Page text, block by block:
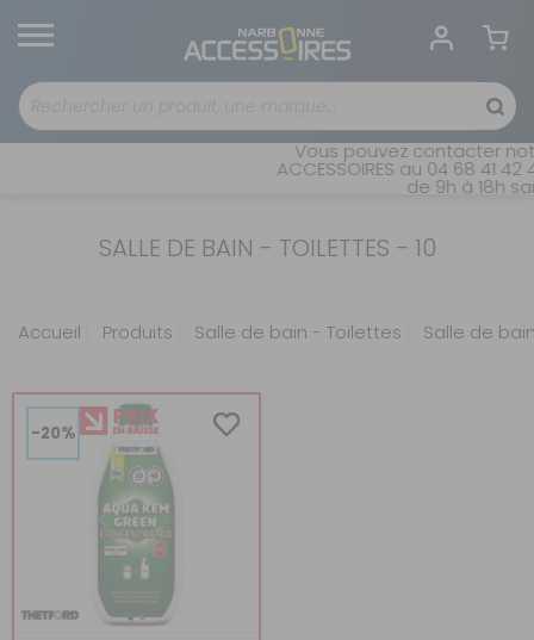
Vous pouvez contacter
ACCESSOIRES au 04 68 41
de 9h à 18h
SALLE DE BAIN - TOILETTES - 10
Accueil Produits Salle de bain - Toilettes Salle de
-20%